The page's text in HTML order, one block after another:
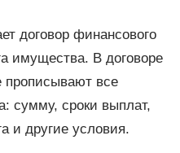
договор финансового
имущества. В договоре
прописывают все
сумму, сроки выплат,
и другие условия.